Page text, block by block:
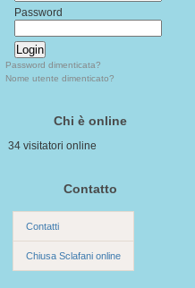
Password
Password dimenticata?
Nome utente dimenticato?
Chi è online
34 visitatori online
Contatto
Contatti
Chiusa Sclafani online